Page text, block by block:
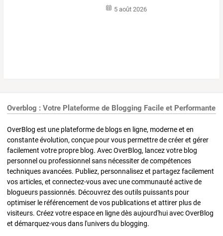
5 août 2026
Overblog : Votre Plateforme de Blogging Facile et Performante
OverBlog est une plateforme de blogs en ligne, moderne et en
constante évolution, conçue pour vous permettre de créer et gérer
facilement votre propre blog. Avec OverBlog, lancez votre blog
personnel ou professionnel sans nécessiter de compétences
techniques avancées. Publiez, personnalisez et partagez facilement
vos articles, et connectez-vous avec une communauté active de
blogueurs passionnés. Découvrez des outils puissants pour
optimiser le référencement de vos publications et attirer plus de
visiteurs. Créez votre espace en ligne dès aujourd'hui avec OverBlog
et démarquez-vous dans l'univers du blogging.